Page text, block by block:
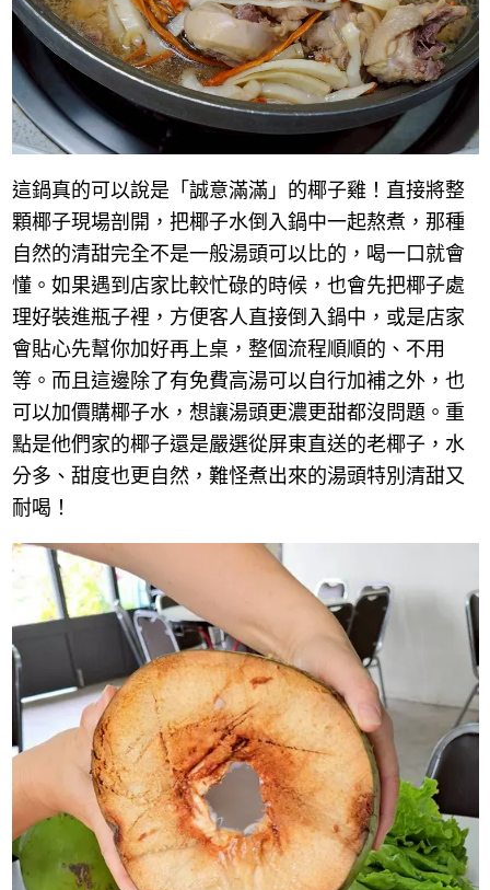
這鍋真的可以說是「誠意滿滿」的椰子雞！直接將整
顆椰子現場剖開，把椰子水倒入鍋中一起熬煮，那種
自然的清甜完全不是一般湯頭可以比的，喝一口就會
懂。如果遇到店家比較忙碌的時候，也會先把椰子處
理好裝進瓶子裡，方便客人直接倒入鍋中，或是店家
會貼心先幫你加好再上桌，整個流程順順的、不用
等。而且這邊除了有免費高湯可以自行加補之外，也
可以加價購椰子水，想讓湯頭更濃更甜都沒問題。重
點是他們家的椰子還是嚴選從屏東直送的老椰子，水
分多、甜度也更自然，難怪煮出來的湯頭特別清甜又
耐喝！